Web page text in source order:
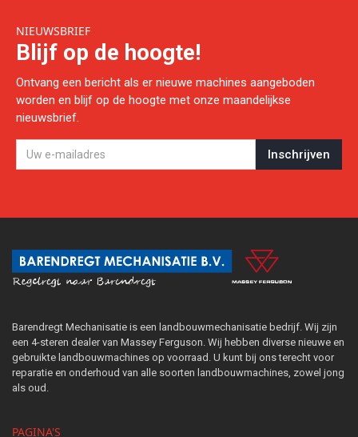
NIEUWSBRIEF
Blijf op de hoogte!
Ontvang een bericht als er nieuwe machines aangeboden
worden en blijf op de hoogte met onze maandelijkse
nieuwsbrief.
Barendregt Mechanisatie is een landbouwmechanisatie bedrijf. Wij zijn
een 4-steren dealer van Massey Ferguson. Wij hebben diverse nieuwe en
gebruikte landbouwmachines op voorraad. U kunt bij ons terecht voor
reparatie en onderhoud van alle soorten landbouwmachines, zowel jong
als oud.
PAGINA'S